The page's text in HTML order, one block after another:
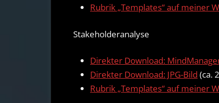
Rubrik „Templates“ auf meiner
Stakeholderanalyse
Direkter Download:
Direkter Download: JPG-Bild (ca.
Rubrik „Templates“ auf meiner